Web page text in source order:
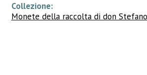
Collezione:
Monete della raccolta di don